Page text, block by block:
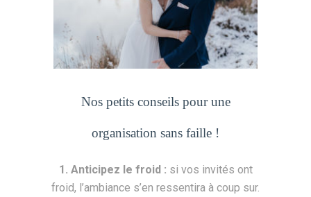
Nos petits conseils pour une
organisation sans faille !
1. Anticipez le froid : si vos invités ont
froid, l’ambiance s’en ressentira à coup sur.